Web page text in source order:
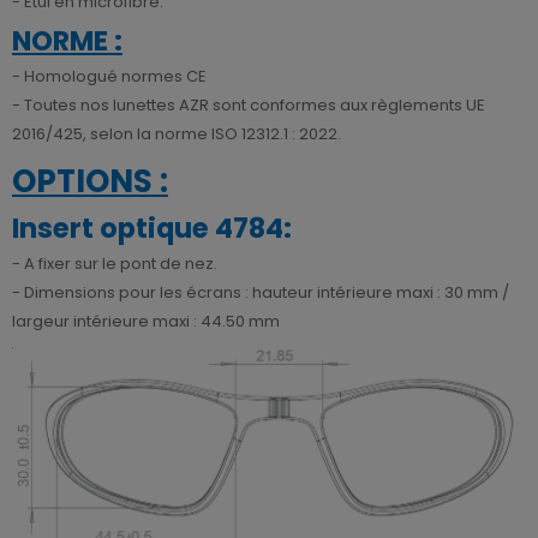
NORME :
- Homologué normes CE
- Toutes nos lunettes AZR sont conformes aux règlements UE
2016/425, selon la norme ISO 12312.1 : 2022.
OPTIONS :
Insert optique 4784:
- A fixer sur le pont de nez.
- Dimensions pour les écrans : hauteur intérieure maxi : 30 mm /
largeur intérieure maxi : 44.50 mm